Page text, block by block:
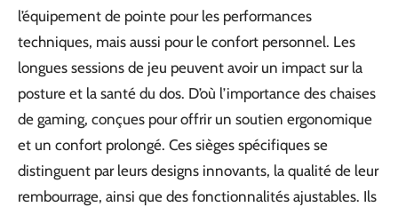
l’équipement de pointe pour les performances
techniques, mais aussi pour le confort personnel. Les
longues sessions de jeu peuvent avoir un impact sur la
posture et la santé du dos. D’où l’importance des chaises
de gaming, conçues pour offrir un soutien ergonomique
et un confort prolongé. Ces sièges spécifiques se
distinguent par leurs designs innovants, la qualité de leur
rembourrage, ainsi que des fonctionnalités ajustables. Ils